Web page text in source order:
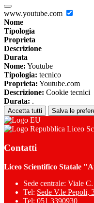
www.youtube.com
Nome
Tipologia
Proprieta
Descrizione
Durata
Nome: Youtube
Tipologia: tecnico
Proprieta: Youtube.com
Descrizione: Cookie tecnici
Durata: .
Accetta tutti Salva le
Liceo
Contatti
Liceo Scientifico Statale
Sede centrale: Viale
Tel: Sede V.le Pepoli,
Tel: 051 3390930